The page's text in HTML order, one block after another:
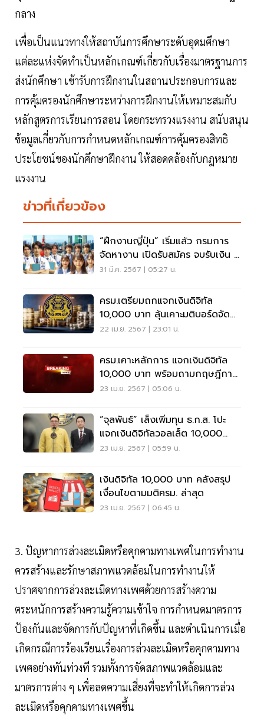
กลาง
เพื่อเป็นแนวทางให้สถาบันการศึกษาระดับอุดมศึกษา
แต่ละแห่งจัดทำเป็นหลักเกณฑ์เกี่ยวกับเรื่องมาตรฐานการ
ส่งนักศึกษา เข้ารับการฝึกงานในสถานประกอบการและ
การคุ้มครองนักศึกษาระหว่างการฝึกงานให้เหมาะสมกับ
หลักสูตรการเรียนการสอน โดยกระทรวงแรงงาน สนับสนุน
ข้อมูลเกี่ยวกับการกำหนดหลักเกณฑ์การคุ้มครองสิทธิ
ประโยชน์ของนักศึกษาฝึกงาน ให้สอดคล้องกับกฎหมาย
แรงงาน
ข่าวที่เกี่ยวข้อง
“ฝึกงานญี่ปุ่น” เริ่มแล้ว กรมการ
จัดหางาน เปิดรับสมัคร จบรับเงิน 6
แสนเยน
31 มี.ค. 2567 | 05:27 น.
ครม.เตรียมถกแจกเงินดิจิทัล
10,000 บาท ลุ้นเคาะมติบอร์ดจัด
เงิน 5 แสนล้าน
22 เม.ย. 2567 | 23:01 น.
ครม.เคาะหลักการ แจกเงินดิจิทัล
10,000 บาท พร้อมถามกฤษฎีกา
ปมกฎหมาย
23 เม.ย. 2567 | 05:06 น.
“จุลพันธ์” เล็งเพิ่มทุน ธ.ก.ส. โปะ
แจกเงินดิจิทัลวอลเล็ต 10,000
บาท
23 เม.ย. 2567 | 05:59 น.
เงินดิจิทัล 10,000 บาท คลังสรุป
เงื่อนไขตามมติครม. ล่าสุด
23 เม.ย. 2567 | 06:45 น.
3. ปัญหาการล่วงละเมิดหรือคุกคามทางเพศในการทำงาน
ควรสร้างและรักษาสภาพแวดล้อมในการทำงานให้
ปราศจากการล่วงละเมิดทางเพศด้วยการสร้างความ
ตระหนักการสร้างความรู้ความเข้าใจ การกำหนดมาตรการ
ป้องกันและจัดการกับปัญหาที่เกิดขึ้น และตำเนินการเมื่อ
เกิดกรณีการร้องเรียนเรื่องการล่วงละเมิดหรือคุกคามทาง
เพศอย่างทันท่วงที รวมทั้งการจัดสภาพแวดล้อมและ
มาตรการต่าง ๆ เพื่อลดความเสี่ยงที่จะทำให้เกิดการล่วง
ละเมิดหรือคุกคามทางเพศขึ้น